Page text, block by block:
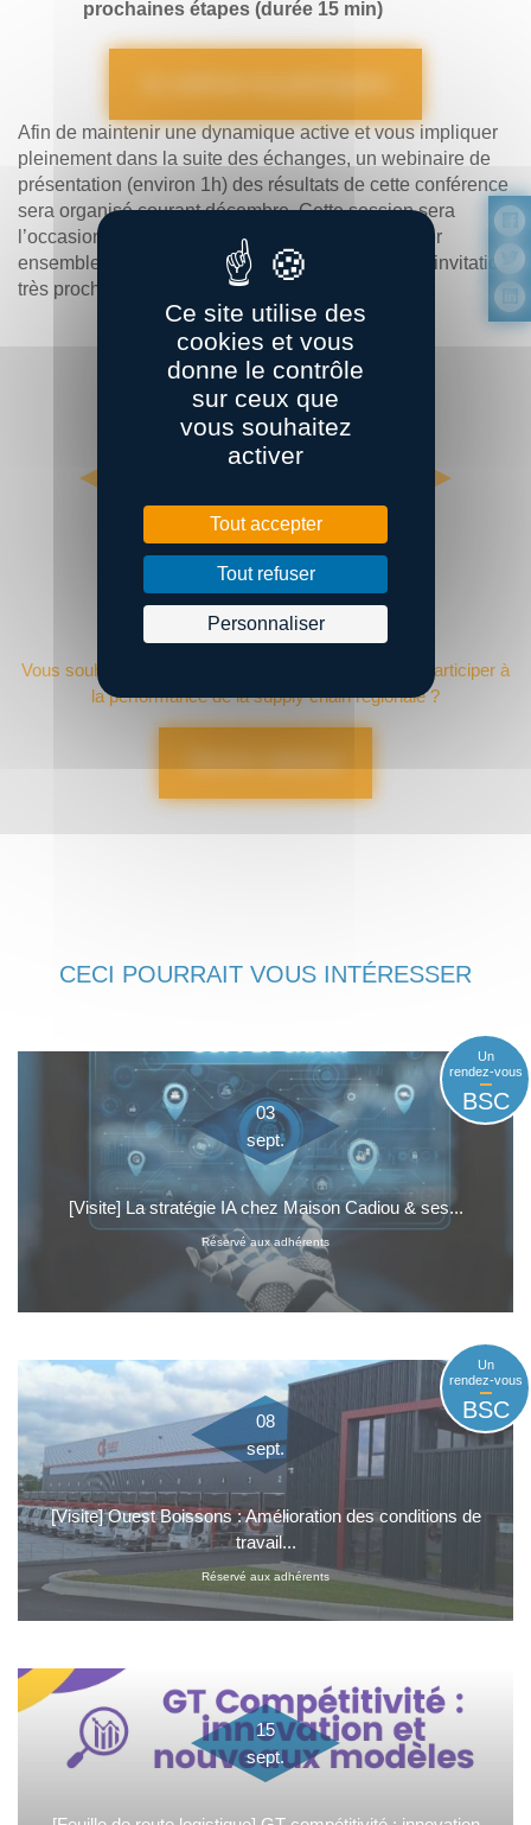
prochaines étapes (durée 15 min)
Afin de maintenir une dynamique active et vous impliquer
pleinement dans la suite des échanges, un webinaire de
présentation (environ 1h) des résultats de cette conférence
sera organisé courant décembre. Cette session sera
l’occasion de partager les avancées et de préparer
ensemble les prochaines étapes. Vous recevrez l’invitation
très prochainement.
DEVENIR ADHÉRENT ?
Vous souhaitez adhérer à Bretagne Supply Chain et participer à
la performance de la supply chain régionale ?
CECI POURRAIT VOUS INTÉRESSER
03
sept.
Un
rendez-vous
BSC
[Visite] La stratégie IA chez Maison Cadiou & ses...
Réservé aux adhérents
08
sept.
Un
rendez-vous
BSC
[Visite] Ouest Boissons : Amélioration des conditions de
travail...
Réservé aux adhérents
15
sept.
Ce site utilise des
cookies et vous
donne le contrôle
sur ceux que
vous souhaitez
activer
Tout accepter
Tout refuser
Personnaliser